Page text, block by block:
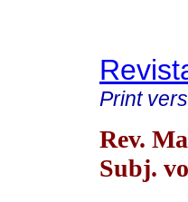
Print
Rev.
Subj.